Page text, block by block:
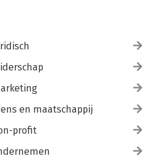
en maatschappij
profit